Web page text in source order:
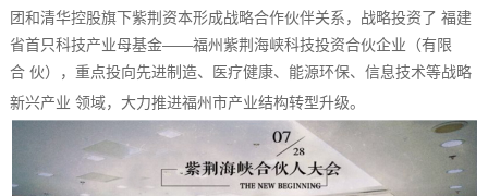
团和清华控股旗下紫荆资本形成战略合作伙伴关系，战略投资了 福建
省⾸只科技产业⺟基⾦——福州紫荆海峡科技投资合伙企业（有限
合 伙），重点投向先进制造、医疗健康、能源环保、信息技术等战略
新兴产业 领域，⼤⼒推进福州市产业结构转型升级。